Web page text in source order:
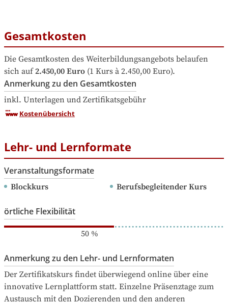
Gesamtkosten
Die Gesamtkosten des Weiterbildungsangebots belaufen
sich auf 2.450,00 Euro (1 Kurs à 2.450,00 Euro).
Anmerkung zu den Gesamtkosten
inkl. Unterlagen und Zertifikatsgebühr
Kostenübersicht
Lehr- und Lernformate
Veranstaltungsformate
Blockkurs Berufsbegleitender Kurs
örtliche Flexibilität
50 %
Anmerkung zu den Lehr- und Lernformaten
Der Zertifikatskurs findet überwiegend online über eine
innovative Lernplattform statt. Einzelne Präsenztage zum
Austausch mit den Dozierenden und den anderen